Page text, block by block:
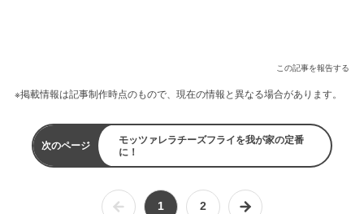
この記事を報告する
※掲載情報は記事制作時点のもので、現在の情報と異なる場合があります。
次のページ
モッツァレラチーズフライを我が家の定番
に！
1 2